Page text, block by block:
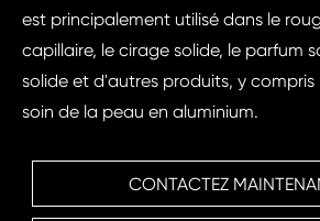
est principalement utilisé dans le
capillaire, le cirage solide, le parfum
solide et d'autres produits, y compris
soin de la peau en aluminium.
CONTACTEZ